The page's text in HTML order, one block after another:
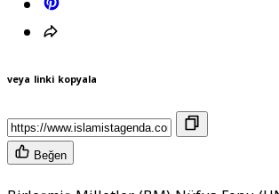
veya linki kopyala
Beğen